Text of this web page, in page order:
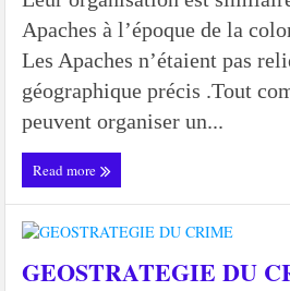
Apaches à l’époque de la
Les Apaches n’étaient pas
géographique précis .Tout
peuvent organiser un...
Read more
GEOSTRATEGIE DU